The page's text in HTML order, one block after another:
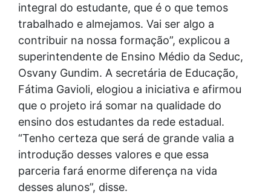
integral do estudante, que é o que temos
trabalhado e almejamos. Vai ser algo a
contribuir na nossa formação”, explicou a
superintendente de Ensino Médio da Seduc,
Osvany Gundim. A secretária de Educação,
Fátima Gavioli, elogiou a iniciativa e afirmou
que o projeto irá somar na qualidade do
ensino dos estudantes da rede estadual.
“Tenho certeza que será de grande valia a
introdução desses valores e que essa
parceria fará enorme diferença na vida
desses alunos”, disse.